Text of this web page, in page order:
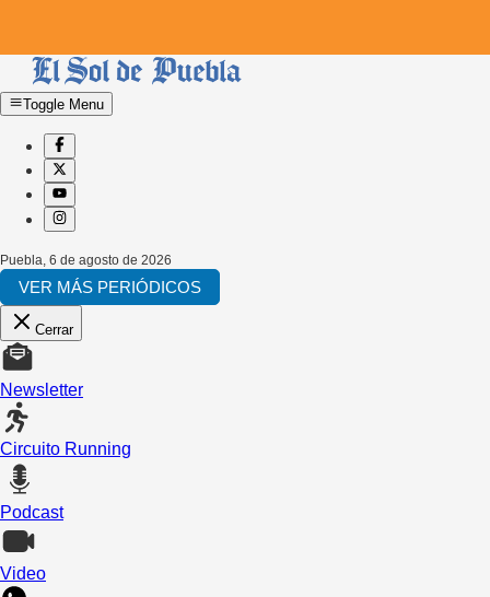
Toggle Menu
Puebla 6 de agosto de 2026
VER MÁS PERIÓDICOS
Cerrar
Newsletter
Circuito Running
Podcast
Video